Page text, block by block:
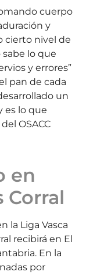
cuerpo
y
cierto nivel de
lo que
y errores”
pan de cada
un
es lo que
OSACC
en
Corral
la Liga Vasca
recibirá en El
En la
por